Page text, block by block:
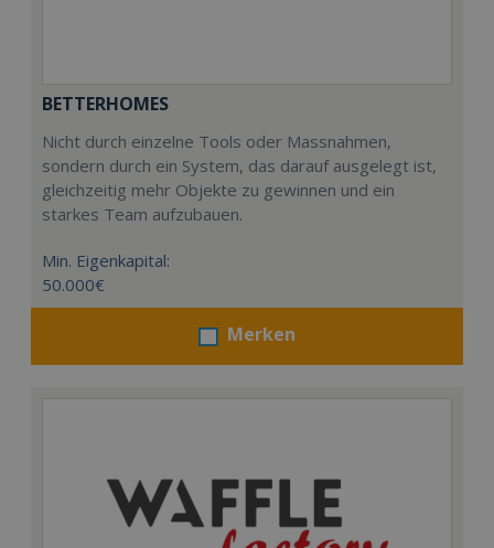
BETTERHOMES
Nicht durch einzelne Tools oder Massnahmen,
sondern durch ein System, das darauf ausgelegt ist,
gleichzeitig mehr Objekte zu gewinnen und ein
starkes Team aufzubauen.
Min. Eigenkapital:
50.000€
Merken